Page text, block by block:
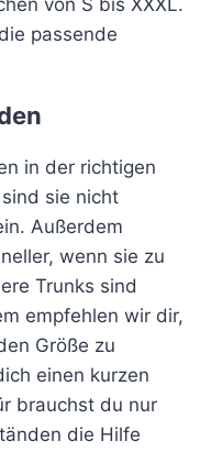
von S bis XXXL.
passende
in der richtigen
sie nicht
Außerdem
wenn sie zu
Trunks sind
empfehlen wir dir,
Größe zu
einen kurzen
brauchst du nur
die Hilfe